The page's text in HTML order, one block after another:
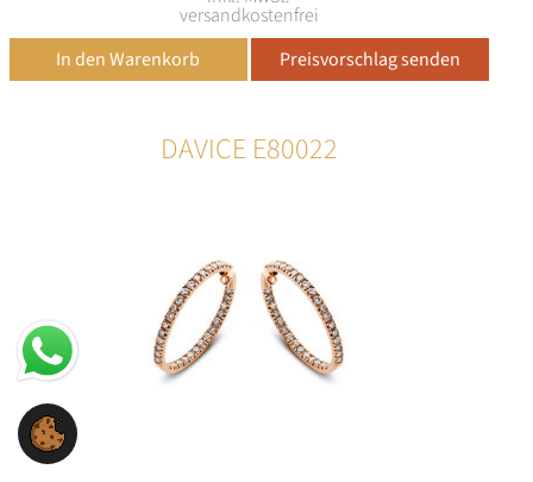
versandkostenfrei
DAVICE E80022